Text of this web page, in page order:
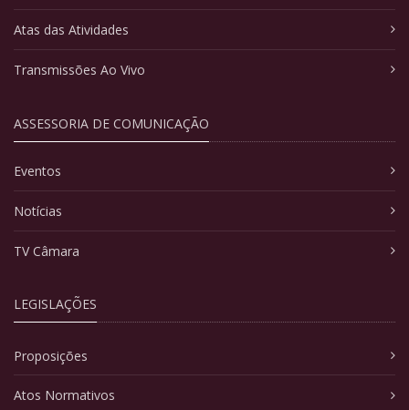
Atas das Atividades
Transmissões Ao Vivo
ASSESSORIA DE COMUNICAÇÃO
Eventos
Notícias
TV Câmara
LEGISLAÇÕES
Proposições
Atos Normativos